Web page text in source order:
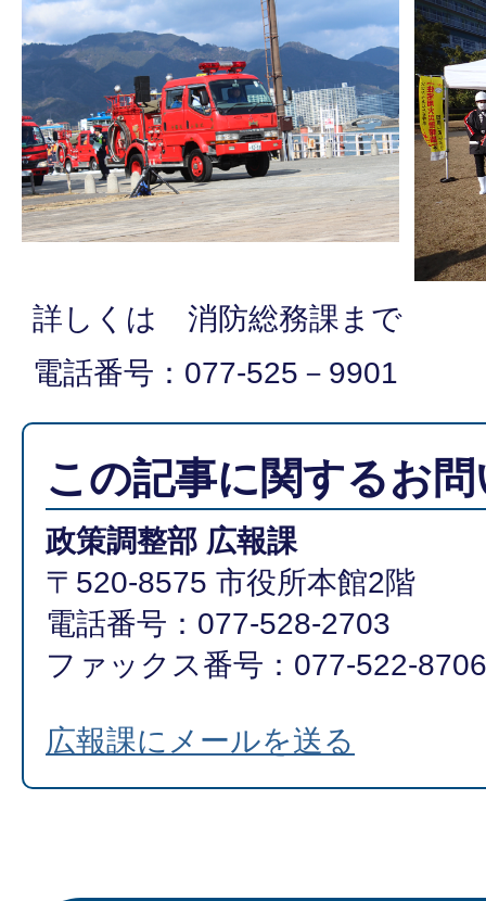
詳しくは 消防総務課まで
電話番号：077-525－9901
この記事に関するお
政策調整部 広報課
〒520-8575 市役所本館2階
電話番号：077-528-2703
ファックス番号：077-522-8706
広報課にメールを送る